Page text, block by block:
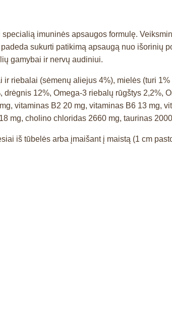
imuninės apsaugos formulę.
sukurti patikimą apsaugą nuo
gamybai ir nervų audiniui.
riebalai (sėmenų aliejus 4%), mielės (turi
12%, Omega-3 riebalų rūgštys 2,2%,
vitaminas B2 20 mg, vitaminas B6 13 mg,
mg, cholino chloridas 2660 mg, taurinas
iš tūbelės arba įmaišant į maistą (1 cm